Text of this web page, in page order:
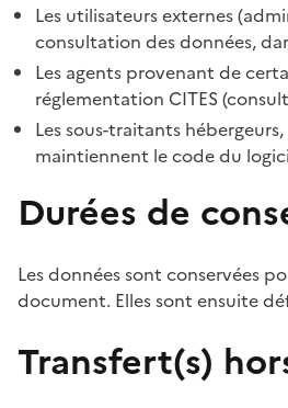
Les utilisateurs externes
consultation des données,
Les agents provenant de
réglementation CITES
Les sous-traitants
maintiennent le code du
Durées de
Les données sont conservées
document. Elles sont ensuite
Transfert(s)